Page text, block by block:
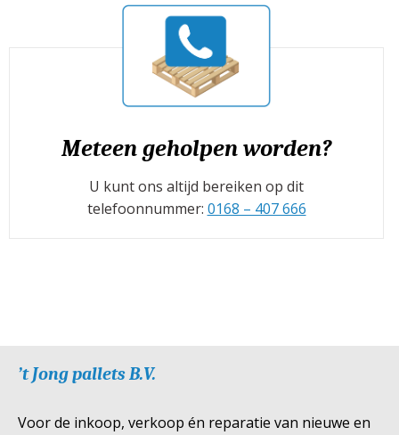
Meteen geholpen worden?
U kunt ons altijd bereiken op dit
telefoonnummer: 0168 – 407 666
’t Jong pallets B.V.
Voor de inkoop, verkoop én reparatie van nieuwe en